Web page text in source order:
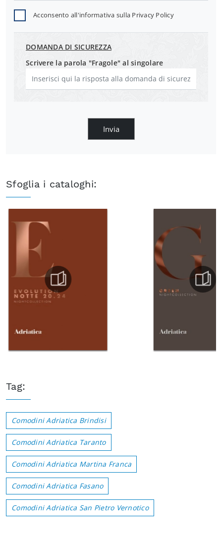
Acconsento all'informativa sulla Privacy Policy
DOMANDA DI SICUREZZA
Scrivere la parola "Fragole" al singolare
Invia
Sfoglia i cataloghi:
Tag:
Comodini Adriatica Brindisi
Comodini Adriatica Taranto
Comodini Adriatica Martina Franca
Comodini Adriatica Fasano
Comodini Adriatica San Pietro Vernotico